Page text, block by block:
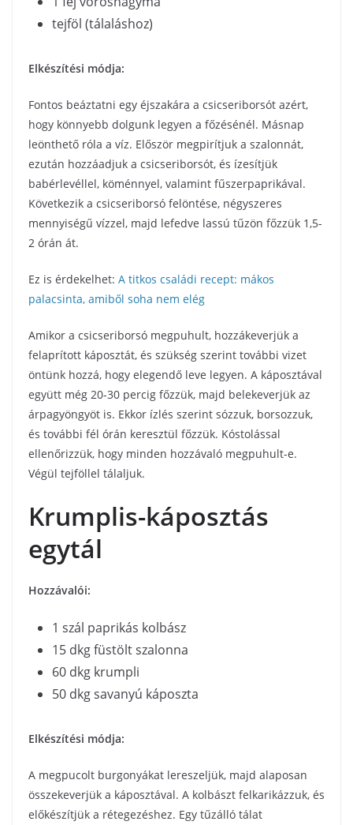
tejföl (tálaláshoz)
Elkészítési módja:
Fontos beáztatni egy éjszakára a csicseriborsót azért,
hogy könnyebb dolgunk legyen a főzésénél. Másnap
leönthető róla a víz. Először megpirítjuk a szalonnát,
ezután hozzáadjuk a csicseriborsót, és ízesítjük
babérlevéllel, köménnyel, valamint fűszerpaprikával.
Következik a csicseriborsó felöntése, négyszeres
mennyiségű vízzel, majd lefedve lassú tűzön főzzük 1,5-
2 órán át.
Ez is érdekelhet: A titkos családi recept: mákos
palacsinta, amiből soha nem elég
Amikor a csicseriborsó megpuhult, hozzákeverjük a
felaprított káposztát, és szükség szerint további vizet
öntünk hozzá, hogy elegendő leve legyen. A káposztával
együtt még 20-30 percig főzzük, majd belekeverjük az
árpagyöngyöt is. Ekkor ízlés szerint sózzuk, borsozzuk,
és további fél órán keresztül főzzük. Kóstolással
ellenőrizzük, hogy minden hozzávaló megpuhult-e.
Végül tejföllel tálaljuk.
Krumplis-káposztás
egytál
Hozzávalói:
1 szál paprikás kolbász
15 dkg füstölt szalonna
60 dkg krumpli
50 dkg savanyú káposzta
Elkészítési módja:
A megpucolt burgonyákat lereszeljük, majd alaposan
összekeverjük a káposztával. A kolbászt felkarikázzuk, és
előkészítjük a rétegezéshez. Egy tűzálló tálat